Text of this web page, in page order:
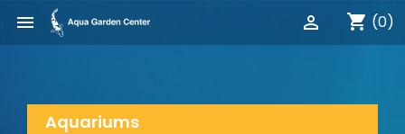
 shopping_cart (0)

Aquariums